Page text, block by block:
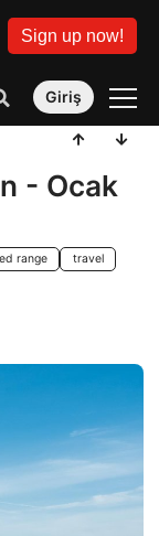
Sign up now!
Giriş
- Ocak
range travel